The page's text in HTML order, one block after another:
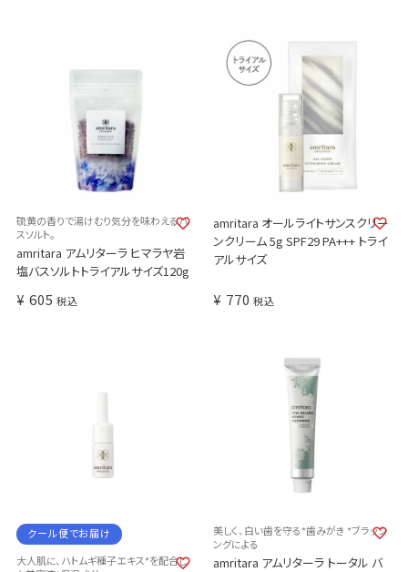
硫黄の香りで湯けむり気分を味わえるバ
スソルト。
amritara アムリターラ ヒマラヤ岩
塩バスソルトトライアルサイズ120g
¥ 605 税込
amritara オールライトサンスクリー
ンクリーム 5g SPF29 PA+++ トライ
アルサイズ
¥ 770 税込
クール便でお届け
大人肌に、ハトムギ種子エキス*を配合し
美しく、白い歯を守る*歯みがき *ブラッシ
ングによる
amritara アムリターラ トータル バ